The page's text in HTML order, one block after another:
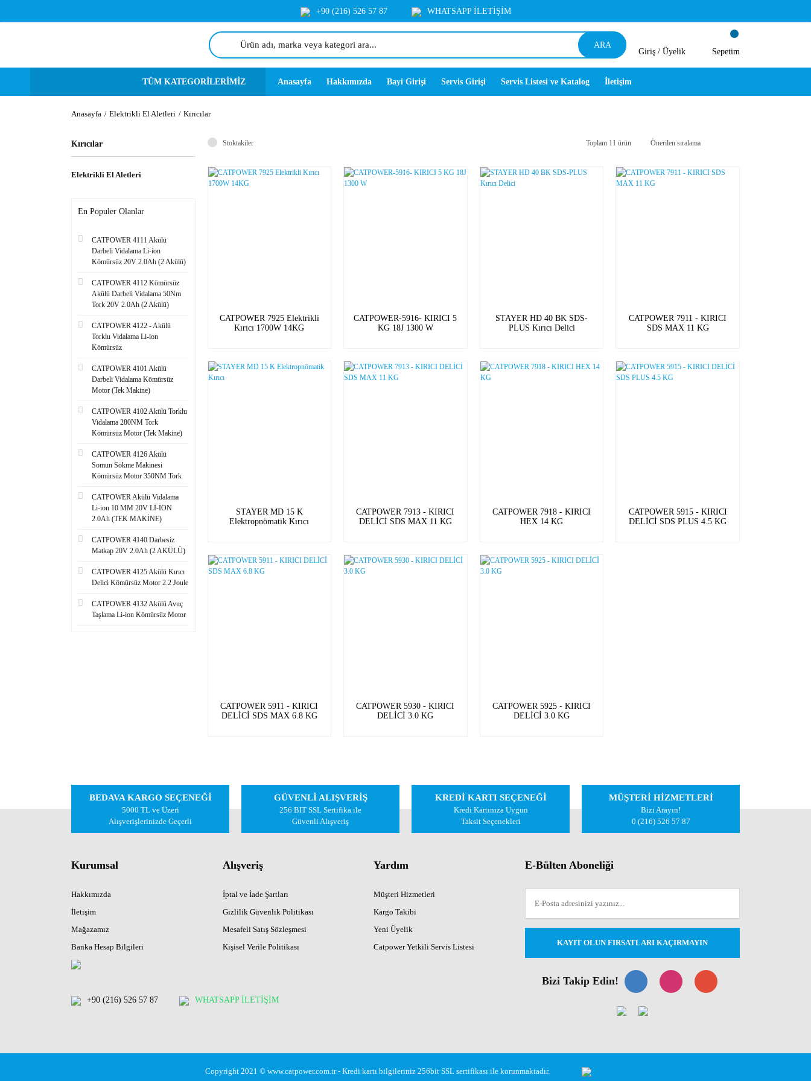
+90 (216) 526 57 87 WHATSAPP İLETİŞİM
ARA
Giriş / Üyelik Sepetim
TÜM KATEGORİLERİMİZ Anasayfa Hakkımızda Bayi Girişi Servis Girişi Servis Listesi ve Katalog İletişim
Anasayfa Elektrikli El Aletleri Kırıcılar
Kırıcılar
Elektrikli El Aletleri
En Populer Olanlar
CATPOWER 4111 Akülü
Darbeli Vidalama Li-ion
Kömürsüz 20V 2.0Ah (2 Akülü)
CATPOWER 4112 Kömürsüz
Akülü Darbeli Vidalama 50Nm
Tork 20V 2.0Ah (2 Akülü)
CATPOWER 4122 - Akülü
Torklu Vidalama Li-ion
Kömürsüz
CATPOWER 4101 Akülü
Darbeli Vidalama Kömürsüz
Motor (Tek Makine)
CATPOWER 4102 Akülü Torklu
Vidalama 280NM Tork
Kömürsüz Motor (Tek Makine)
CATPOWER 4126 Akülü
Somun Sökme Makinesi
Kömürsüz Motor 350NM Tork
CATPOWER Akülü Vidalama
Li-ion 10 MM 20V Lİ-İON
2.0Ah (TEK MAKİNE)
CATPOWER 4140 Darbesiz
Matkap 20V 2.0Ah (2 AKÜLÜ)
CATPOWER 4125 Akülü Kırıcı
Delici Kömürsüz Motor 2.2 Joule
CATPOWER 4132 Akülü Avuç
Taşlama Li-ion Kömürsüz Motor
Stoktakiler Toplam 11 ürün
CATPOWER 7925 Elektrikli
Kırıcı 1700W 14KG
CATPOWER-5916- KIRICI 5
KG 18J 1300 W
STAYER HD 40 BK SDS-
PLUS Kırıcı Delici
CATPOWER 7911 - KIRICI
SDS MAX 11 KG
STAYER MD 15 K
Elektropnömatik Kırıcı
CATPOWER 7913 - KIRICI
DELİCİ SDS MAX 11 KG
CATPOWER 7918 - KIRICI
HEX 14 KG
CATPOWER 5915 - KIRICI
DELİCİ SDS PLUS 4.5 KG
CATPOWER 5911 - KIRICI
DELİCİ SDS MAX 6.8 KG
CATPOWER 5930 - KIRICI
DELİCİ 3.0 KG
CATPOWER 5925 - KIRICI
DELİCİ 3.0 KG
BEDAVA KARGO SEÇENEĞİ
5000 TL ve Üzeri
Alışverişlerinizde Geçerli
GÜVENLİ ALIŞVERİŞ
256 BIT SSL Sertifika ile
Güvenli Alışveriş
KREDİ KARTI SEÇENEĞİ
Kredi Kartınıza Uygun
Taksit Seçenekleri
MÜŞTERİ HİZMETLERİ
Bizi Arayın!
0 (216) 526 57 87
Kurumsal
Hakkımızda
İletişim
Mağazamız
Banka Hesap Bilgileri
Alışveriş
İptal ve İade Şartları
Gizlilik Güvenlik Politikası
Mesafeli Satış Sözleşmesi
Kişisel Verile Politikası
Yardım
Müşteri Hizmetleri
Kargo Takibi
Yeni Üyelik
Catpower Yetkili Servis Listesi
+90 (216) 526 57 87 WHATSAPP İLETİŞİM
E-Bülten Aboneliği
KAYIT OLUN FIRSATLARI KAÇIRMAYIN
Bizi Takip Edin!
Copyright 2021 © www.catpower.com.tr - Kredi kartı bilgileriniz 256bit SSL sertifikası ile korunmaktadır.